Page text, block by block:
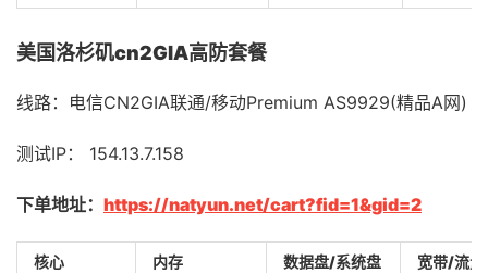
美国洛杉矶cn2GIA高防套餐
线路：电信CN2GIA联通/移动Premium AS9929(精品A网)
测试IP： 154.13.7.158
下单地址： https://natyun.net/cart?fid=1&gid=2
核心 内存 数据盘/系统盘 宽带/流量